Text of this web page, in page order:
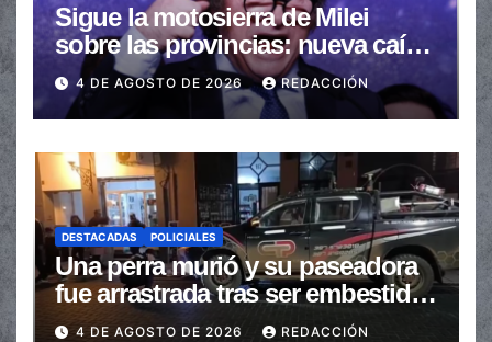
Sigue la motosierra de Milei
sobre las provincias: nueva caída
de las transferencias no
automáticas
4 DE AGOSTO DE 2026 REDACCIÓN
DESTACADAS POLICIALES
Una perra murió y su paseadora
fue arrastrada tras ser embestidas
en la senda peatonal
4 DE AGOSTO DE 2026 REDACCIÓN